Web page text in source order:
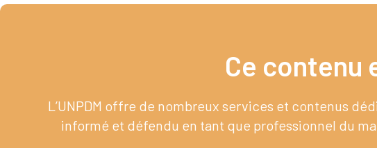
Ce contenu
L’UNPDM offre de nombreux services et contenus
informé et défendu en tant que professionnel du